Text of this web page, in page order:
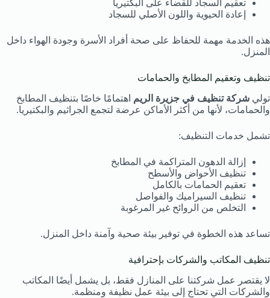
تعقيم السجاد للقضاء على البكتيريا
إعادة الحيوية واللون الأصلي للسجاد
هذه الخدمة مهمة للحفاظ على صحة أفراد الأسرة وجودة الهواء داخل
المنزل.
تنظيف وتعقيم المطابخ والحمامات
تولي شركة تنظيف في جزيرة الريم اهتمامًا خاصًا بتنظيف المطابخ
والحمامات، لأنها من أكثر الأماكن عرضة لتجمع الجراثيم والبكتيريا.
تشمل خدمات التنظيف:
إزالة الدهون المتراكمة في المطابخ
تنظيف الأحواض والأسطح
تعقيم الحمامات بالكامل
تنظيف السيراميك والفواصل
التخلص من الروائح غير المرغوبة
تساعد هذه الخطوة في توفير بيئة صحية وآمنة داخل المنزل.
تنظيف المكاتب والشركات بإحترافية
لا يقتصر عمل شركتنا على المنازل فقط، بل يشمل أيضًا المكاتب
والشركات التي تحتاج إلى بيئة عمل نظيفة ومنظمة.